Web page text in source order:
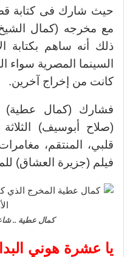
ذلك أنه ساهم بكتابة
السينما المصرية سواء
كانت من إخراج آخرين.
فشارك (كمال عطية)
(صلاح أبوسيف)
قلبي، المنتقم،
فيلم (جزيرة العشاق)
كمال عطية ..
يا عشرة هوني